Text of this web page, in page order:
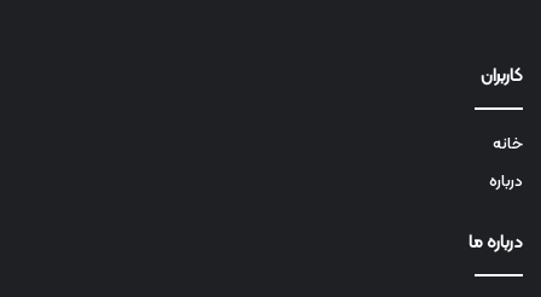
کاربران
خانه
درباره
درباره ما